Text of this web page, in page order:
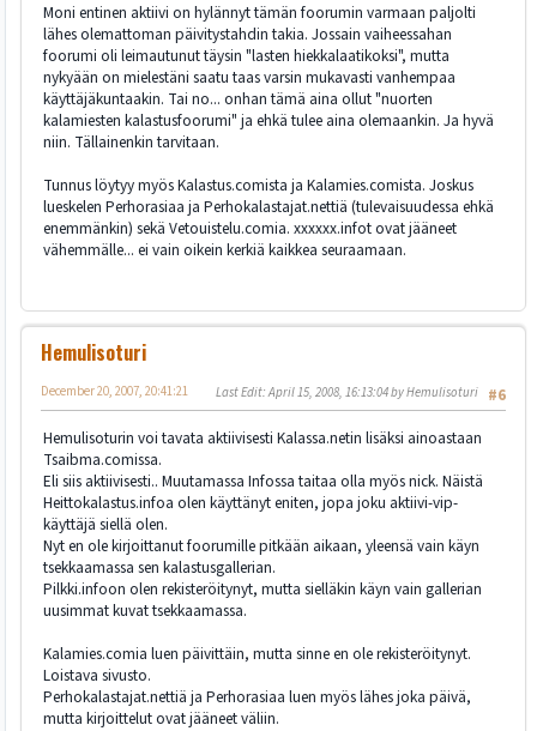
Moni entinen aktiivi on hylännyt tämän foorumin varmaan paljolti
lähes olemattoman päivitystahdin takia. Jossain vaiheessahan
foorumi oli leimautunut täysin "lasten hiekkalaatikoksi", mutta
nykyään on mielestäni saatu taas varsin mukavasti vanhempaa
käyttäjäkuntaakin. Tai no... onhan tämä aina ollut "nuorten
kalamiesten kalastusfoorumi" ja ehkä tulee aina olemaankin. Ja hyvä
niin. Tällainenkin tarvitaan.
Tunnus löytyy myös Kalastus.comista ja Kalamies.comista. Joskus
lueskelen Perhorasiaa ja Perhokalastajat.nettiä (tulevaisuudessa ehkä
enemmänkin) sekä Vetouistelu.comia. xxxxxx.infot ovat jääneet
vähemmälle... ei vain oikein kerkiä kaikkea seuraamaan.
Hemulisoturi
#6
December 20, 2007, 20:41:21 Last Edit: April 15, 2008, 16:13:04 by Hemulisoturi
Hemulisoturin voi tavata aktiivisesti Kalassa.netin lisäksi ainoastaan
Tsaibma.comissa.
Eli siis aktiivisesti.. Muutamassa Infossa taitaa olla myös nick. Näistä
Heittokalastus.infoa olen käyttänyt eniten, jopa joku aktiivi-vip-
käyttäjä siellä olen.
Nyt en ole kirjoittanut foorumille pitkään aikaan, yleensä vain käyn
tsekkaamassa sen kalastusgallerian.
Pilkki.infoon olen rekisteröitynyt, mutta sielläkin käyn vain gallerian
uusimmat kuvat tsekkaamassa.
Kalamies.comia luen päivittäin, mutta sinne en ole rekisteröitynyt.
Loistava sivusto.
Perhokalastajat.nettiä ja Perhorasiaa luen myös lähes joka päivä,
mutta kirjoittelut ovat jääneet väliin.